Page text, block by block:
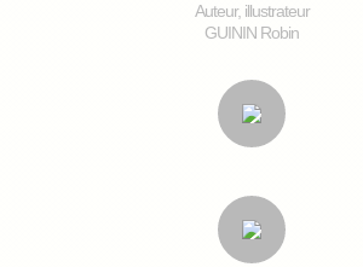
Auteur, illustrateur
GUININ Robin